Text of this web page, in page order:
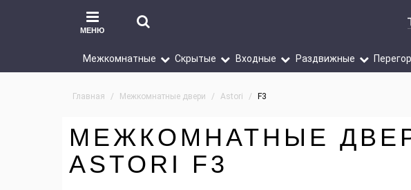
МЕНЮ
Межкомнатные Скрытые Входные Раздвижные
Главная Межкомнатные двери Astori F3
МЕЖКОМНАТНЫЕ
ASTORI F3